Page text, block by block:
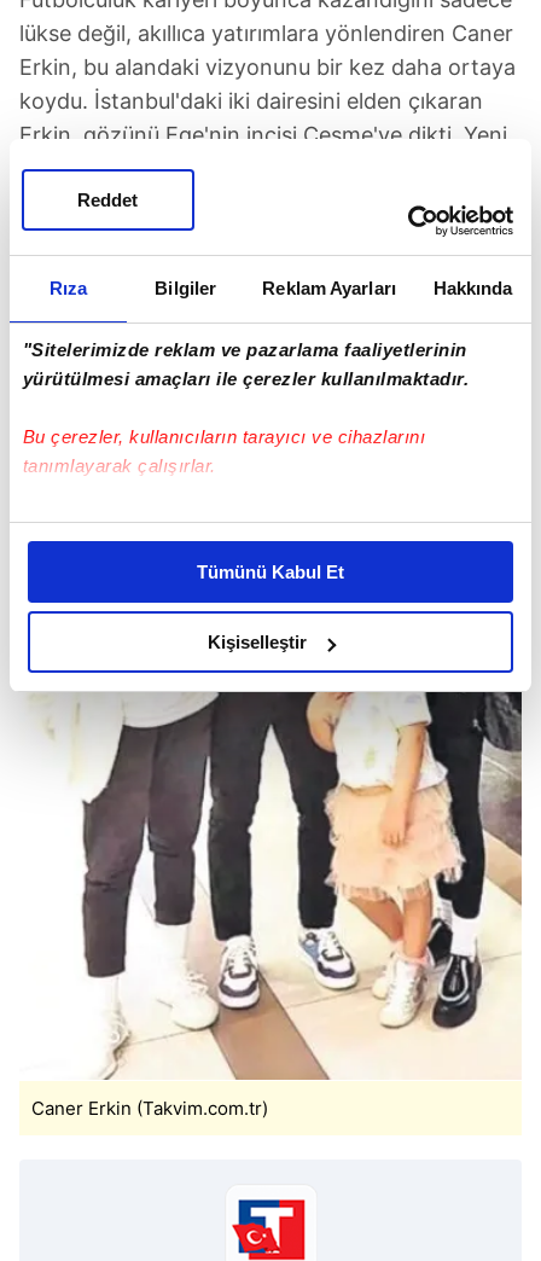
Rıza Bilgiler Reklam Ayarları Hakkında
"Sitelerimizde reklam ve pazarlama faaliyetlerinin
yürütülmesi amaçları ile çerezler kullanılmaktadır.
Bu çerezler, kullanıcıların tarayıcı ve cihazlarını
tanımlayarak çalışırlar.
Bu çerezlere izin vermeniz halinde sizlere özel
daha iyi reklam deneyimi yaşatabiliriz. Bunu yaparken
amacımızın size daha iyi bir reklam deneyimi sunmak
olduğunu ve sizlere en iyi içerikleri sunabilmek adına
elimizden gelen çabayı gösterdiğimizi ve bu noktada,
reklamların maliyetlerimizi karşılamak noktasında tek gelir
kalemimiz olduğunu sizlere hatırlatmak isteriz.
Her halükârda, kullanıcılar, bu çerezlere izin vermedikleri
takdirde, kullanıcılara hedefli reklamlar
gösterilmeyecektir."
Sizlere daha iyi bir hizmet sunabilmek için İnternet
Sitemizde kendimize ve üçüncü kişilere ait çerezler
kullanılmaktadır. Bu çerezler vasıtasıyla çeşitli kişisel
verileriniz işlenmekte olup gerekli olan çerezler bilgi
toplumu hizmetlerinin sunulması amacıyla
kullanılmaktadır. Diğer çerezler, sitemizin daha işlevsel
kılınması ve kişiselleştirilmesi ve sizlere yönelik
reklam/pazarlama faaliyetlerinin yapılması, amaçlarıyla
sınırlı olarak açık rızanız dahilinde kullanılacaktır.
vasıtasıyla belirleyebilirsiniz. Çerezlere ilişkin detaylı bilgi
için Ayarlar butonuna tıklayabilir,
Tümünü Kabul Et
Kişiselleştir
Reddet
lükse değil, akıllıca yatırımlara yönlendiren Caner
Erkin, bu alandaki vizyonunu bir kez daha ortaya
koydu. İstanbul'daki iki dairesini elden çıkaran
Erkin, gözünü Ege'nin incisi Çeşme'ye dikti. Yeni
yapılan bir villa projesinden 50 milyon TL'lik
yatırımla bir villa satın aldı. Bu adımıyla hem ailesi
için konforlu bir yaşam alanı hem de yatırım
Caner Erkin (Takvim.com.tr)